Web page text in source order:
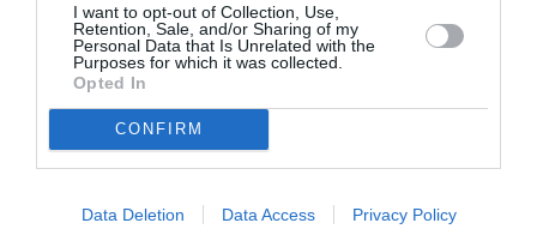
I want to opt-out of Collection, Use,
Retention, Sale, and/or Sharing of my
Personal Data that Is Unrelated with the
Purposes for which it was collected.
Opted In
CONFIRM
Data Deletion Data Access Privacy Policy
αποσυρθεί από τη σκηνή μετά από μια πλήρη καριέρα
γεμάτη χειροκρότημα και μεγάλες συνεργασίες. Και αν
αναρωτηθεί κάποιος, τι είναι αυτό που την έκανε μια
τόσο σημαντική χορεύτρια, η απάντηση που θα
σκεφτόμουν να του δώσω είναι πως μάλλον η Συλβί
Γκιλέμ δεν περίμενε αυτή τη στιγμή για να χορέψει για